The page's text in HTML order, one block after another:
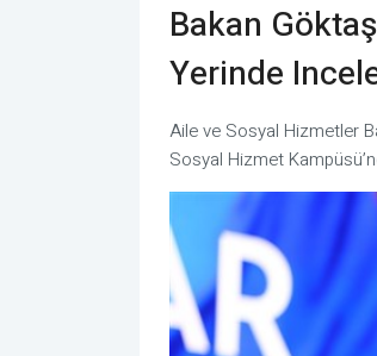
Bakan
Yerinde
Aile ve Sosyal Hizmetler
Sosyal Hizmet